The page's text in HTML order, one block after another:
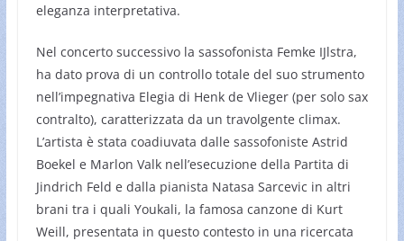
eleganza interpretativa.
Nel concerto successivo la sassofonista Femke IJlstra,
ha dato prova di un controllo totale del suo strumento
nell’impegnativa Elegia di Henk de Vlieger (per solo sax
contralto), caratterizzata da un travolgente climax.
L’artista è stata coadiuvata dalle sassofoniste Astrid
Boekel e Marlon Valk nell’esecuzione della Partita di
Jindrich Feld e dalla pianista Natasa Sarcevic in altri
brani tra i quali Youkali, la famosa canzone di Kurt
Weill, presentata in questo contesto in una ricercata